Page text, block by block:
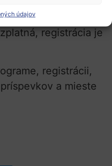
údajov
vysielané online
registrácia je
registrácii,
a mieste